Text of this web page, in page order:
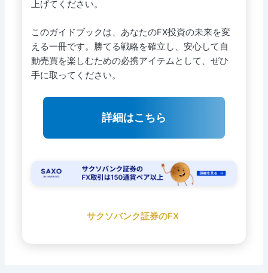
上げてください。
このガイドブックは、あなたのFX投資の未来を変
える一冊です。勝てる戦略を確立し、安心して自
動売買を楽しむための必携アイテムとして、ぜひ
手に取ってください。
詳細はこちら
サクソバンク証券のFX